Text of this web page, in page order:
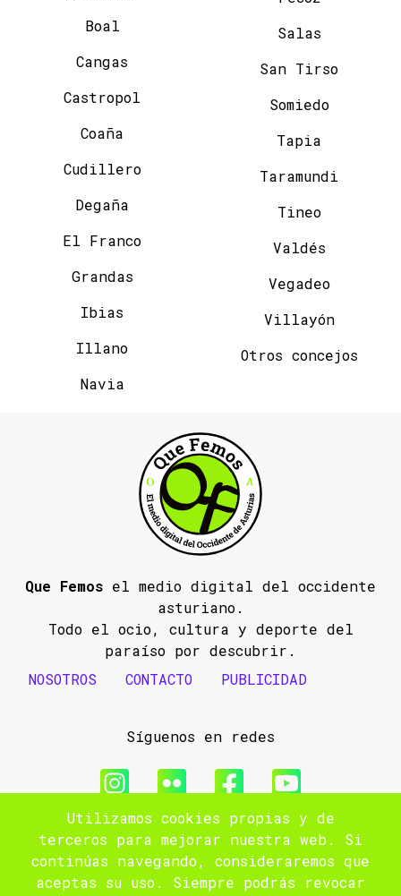
Boal
Cangas
Castropol
Coaña
Cudillero
Degaña
El Franco
Grandas
Ibias
Illano
Navia
Salas
San Tirso
Somiedo
Tapia
Taramundi
Tineo
Valdés
Vegadeo
Villayón
Otros concejos
Que Femos el medio digital del occidente
asturiano.
Todo el ocio, cultura y deporte del
paraíso por descubrir.
NOSOTROS
CONTACTO PUBLICIDAD
Síguenos en redes
© 2009- 2026 Que Femos
Aviso legal
Utilizamos cookies propias y de
terceros para mejorar nuestra web. Si
continúas navegando, consideraremos que
aceptas su uso. Siempre podrás revocar